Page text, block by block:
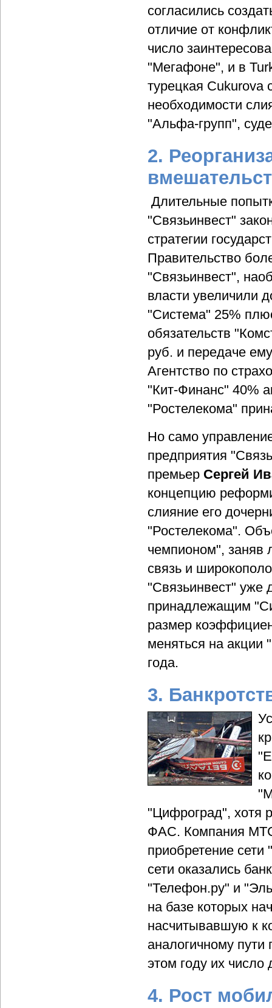
согласились
отличие от
число
"Мегафоне", и в
турецкая Cukurova
необходимости
"Альфа-групп",
2.
Длительные
"Связьинвест"
стратегии
Правительство
"Связьинвест",
власти увеличили
"Система" 25%
обязательств
руб. и передаче
Агентство по
"Кит-Финанс" 40%
"Ростелекома"
Но само
предприятия
премьер Сергей
концепцию
слияние его
"Ростелекома".
чемпионом", заняв
связь и
"Связьинвест" уже
принадлежащим
размер
меняться на акции
года.
3.
"Цифроград", хотя
ФАС. Компания
приобретение сети
сети оказались
"Телефон.ру" и
на базе которых
насчитывавшую к
аналогичному
этом году их
4. Рост